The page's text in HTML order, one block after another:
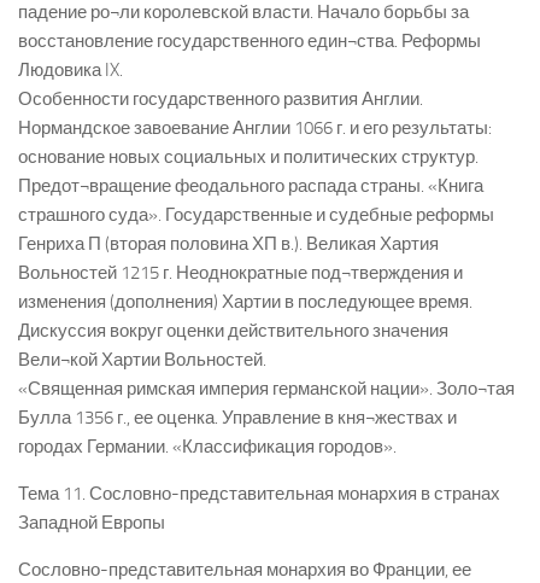
падение ро¬ли королевской власти. Начало борьбы за
восстановление государственного един¬ства. Реформы
Людовика IX.
Особенности государственного развития Англии.
Нормандское завоевание Англии 1066 г. и его результаты:
основание новых социальных и политических структур.
Предот¬вращение феодального распада страны. «Книга
страшного суда». Государственные и судебные реформы
Генриха П (вторая половина ХП в.). Великая Хартия
Вольностей 1215 г. Неоднократные под¬тверждения и
изменения (дополнения) Хартии в последующее время.
Дискуссия вокруг оценки действительного значения
Вели¬кой Хартии Вольностей.
«Священная римская империя германской нации». Золо¬тая
Булла 1356 г., ее оценка. Управление в кня¬жествах и
городах Германии. «Классификация городов».
Тема 11. Сословно-представительная монархия в странах
Западной Европы
Сословно-представительная монархия во Франции, ее